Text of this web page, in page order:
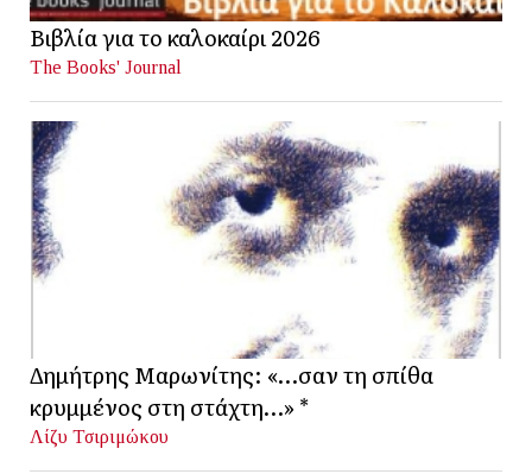
Βιβλία για το καλοκαίρι 2026
The Books' Journal
Δημήτρης Μαρωνίτης: «…σαν τη σπίθα
κρυμμένος στη στάχτη…» *
Λίζυ Τσιριμώκου